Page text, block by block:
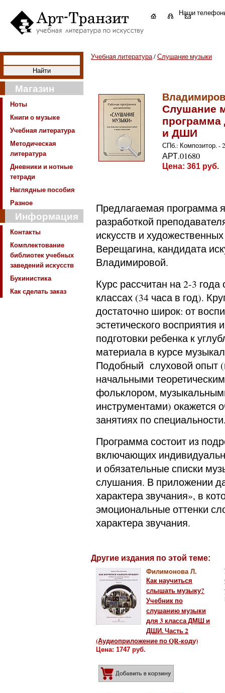
Наши
Магазин
Ноты
Книги о музыке
Учебная литература
Методическая
литература
Дневники и нотные
тетради
Наглядные пособия
Разное
Информация
Контакты
Комплектование
библиотек учебных
заведений искусств
Букинистика
Как сделать заказ
Учебная литература/Слушание музыки
Слушание
и ДШИ
СПб.: Композитор. -
АРТ.01680
Цена: 361 руб.
Предлагаемая программа
разработкой
искусств и
Верещагина, кандидата
Владимировой.
Курс рассчитан на 2-3
классах (34 часа в год).
достаточно широк: от
эстетического
подготовки ребенка к
материала в курсе
Подобный слуховой опыт
начальными
фольклором,
инструментами) окажется
занятиях по
Программа состоит из
включающих
и обязательные списки
слушания. В приложении
характера звучания», в
эмоциональные оттенки
характера звучания.
Другие издания по этой теме:
Филимонова Л.
Как научиться
слышать музыку?
Учебник по
слушанию музыки
для 3 класса ДМШ и
ДШИ. Часть 2
(Аудиоприложение по QR-коду)
Цена: 1747 руб.